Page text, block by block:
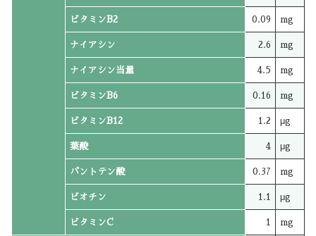
ビタミンB2 0.09 mg
ナイアシン 2.6 mg
ナイアシン当量 4.5 mg
ビタミンB6 0.16 mg
ビタミンB12 1.2 μg
葉酸 4 μg
パントテン酸 0.37 mg
ビオチン 1.1 μg
ビタミンC 1 mg